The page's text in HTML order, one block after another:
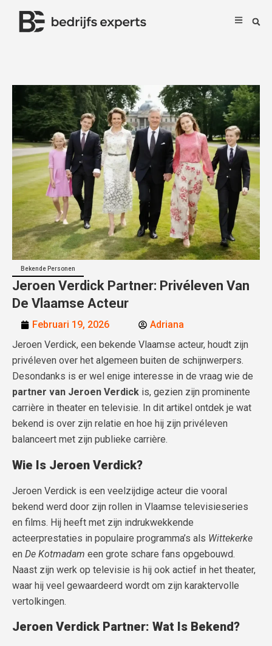
Bekende Personen
Jeroen Verdick Partner: Privéleven Van
De Vlaamse Acteur
Februari 19, 2026
Adriana
Jeroen Verdick, een bekende Vlaamse acteur, houdt zijn
privéleven over het algemeen buiten de schijnwerpers.
Desondanks is er wel enige interesse in de vraag wie de
partner van Jeroen Verdick is, gezien zijn prominente
carrière in theater en televisie. In dit artikel ontdek je wat
bekend is over zijn relatie en hoe hij zijn privéleven
balanceert met zijn publieke carrière.
Wie Is Jeroen Verdick?
Jeroen Verdick is een veelzijdige acteur die vooral
bekend werd door zijn rollen in Vlaamse televisieseries
en films. Hij heeft met zijn indrukwekkende
acteerprestaties in populaire programma’s als Wittekerke
en De Kotmadam een grote schare fans opgebouwd.
Naast zijn werk op televisie is hij ook actief in het theater,
waar hij veel gewaardeerd wordt om zijn karaktervolle
vertolkingen.
Jeroen Verdick Partner: Wat Is Bekend?